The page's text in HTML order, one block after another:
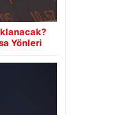
Yönleri